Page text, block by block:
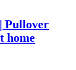
Pullover
home